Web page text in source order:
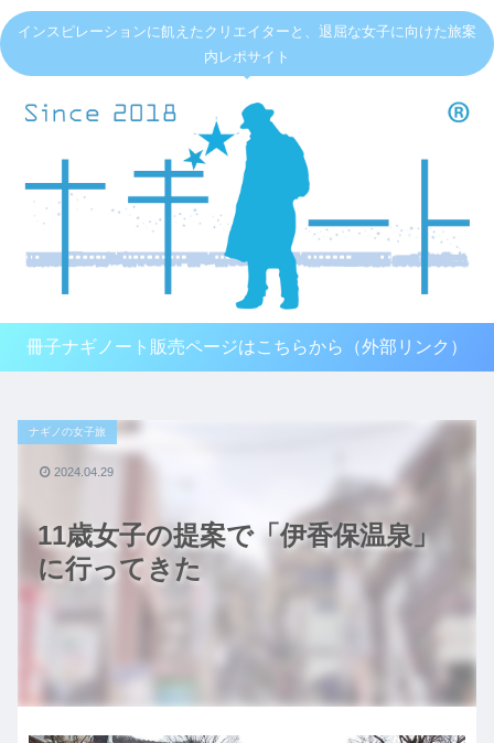
インスピレーションに飢えたクリエイターと、退屈な女子に向けた旅案
内レポサイト
冊子ナギノート販売ページはこちらから（外部リンク）
11歳女子の提案で「伊香保温泉」
に行ってきた
ナギノの女子旅
2024.04.29